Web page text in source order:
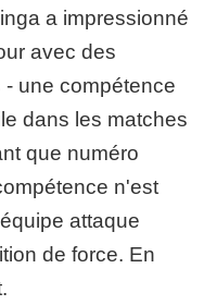
a impressionné
avec des
une compétence
dans les matches
que numéro
n'est
attaque
de force. En